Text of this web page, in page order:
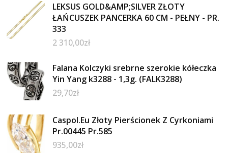
LEKSUS GOLD&AMP;SILVER ZŁOTY
ŁAŃCUSZEK PANCERKA 60 CM - PEŁNY - PR.
333
2 310,00zł
Falana Kolczyki srebrne szerokie kółeczka
Yin Yang k3288 - 1,3g. (FALK3288)
29,70zł
Caspol.Eu Złoty Pierścionek Z Cyrkoniami
Pr.00445 Pr.585
935,00zł